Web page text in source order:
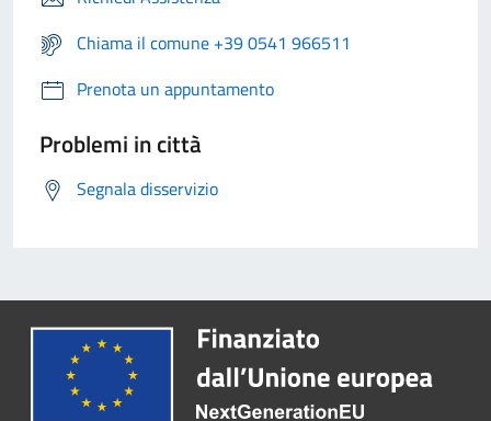
Chiama il comune +39 0541 966511
Prenota un appuntamento
Problemi in città
Segnala disservizio